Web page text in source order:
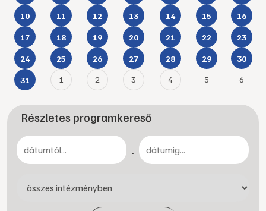
10 11 12 13 14 15 16
17 18 19 20 21 22 23
24 25 26 27 28 29 30
31 1 2 3 4 5 6
Részletes programkereső
-